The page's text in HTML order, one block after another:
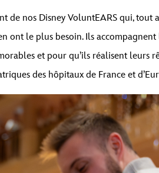
de nos Disney VoluntEARS qui,
le plus besoin. Ils
et pour qu’ils réalisent leurs
des hôpitaux de France et